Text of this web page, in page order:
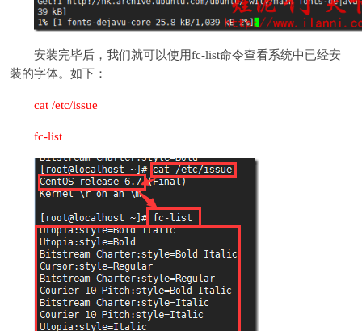
安装完毕后，我们就可以使用fc-list命令查看系统中已经安
装的字体。如下：
cat /etc/issue
fc-list